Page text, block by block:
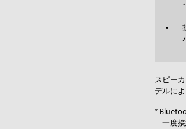
スピー
デルに
*
一度